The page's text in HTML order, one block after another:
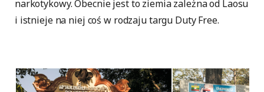
narkotykowy. Obecnie jest to ziemia zależna od Laosu
i istnieje na niej coś w rodzaju targu Duty Free.